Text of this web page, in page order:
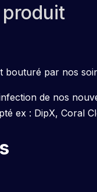
par nos
de nos
ex : DipX, Coral